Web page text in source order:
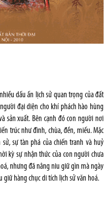
dấu ấn lịch sử quan trọng của đất
đại diện cho khí phách hào hùng
sản xuất. Bên cạnh đó con người nơi
trúc như đình, chùa, đền, miếu. Mặc
sự tàn phá của chiến tranh và huỷ
kỳ sự nhận thức của con người chưa
nhưng đã nâng niu giữ gìn mà ngày
giữ hàng chục di tích lịch sử văn hoá.